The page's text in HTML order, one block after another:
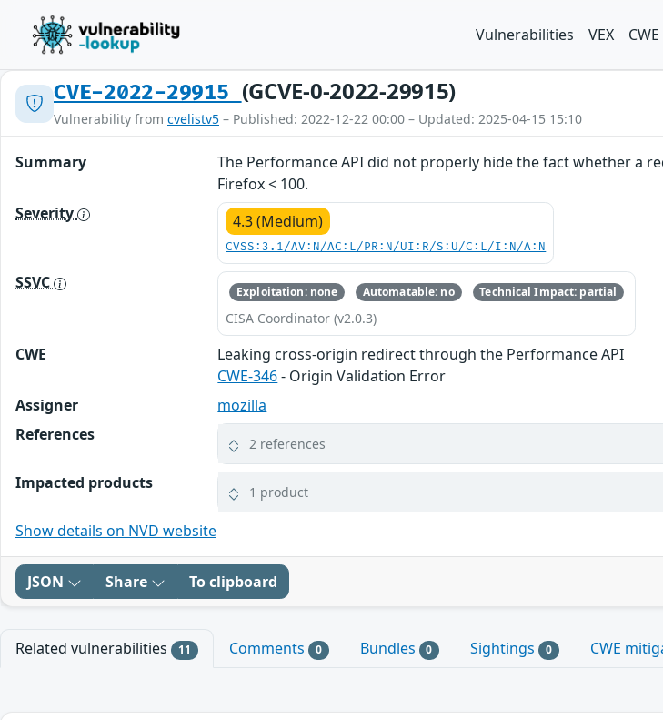
Vulnerabilities VEX CWE
CVE-2022-29915 (GCVE-0-2022-29915)
Vulnerability from cvelistv5 – Published: 2022-12-22 00:00 – Updated: 2025-04-15 15:10
Summary
The Performance API did not properly hide the fact whether a
Firefox < 100.
Severity
4.3 (Medium)
CVSS:3.1/AV:N/AC:L/PR:N/UI:R/S:U/C:L/I:N/A:N
SSVC Exploitation: none Automatable: no Technical Impact: partial
CISA Coordinator (v2.0.3)
CWE
Leaking cross-origin redirect through the Performance API
CWE-346- Origin Validation Error
Assigner
mozilla
References
2 references
Impacted products 1 product
Show details on NVD website
JSON Share To clipboard
Related vulnerabilities 11 Comments 0 Bundles 0 Sightings 0 CWE